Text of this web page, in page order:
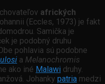
chovateľov afrických
(Eccles, 1973) je fakt
Samička je
je podobný druhu
pohlavia sú podobne
a Melanochromis
ako iné Malawi druhy.
Johanky patria medzi